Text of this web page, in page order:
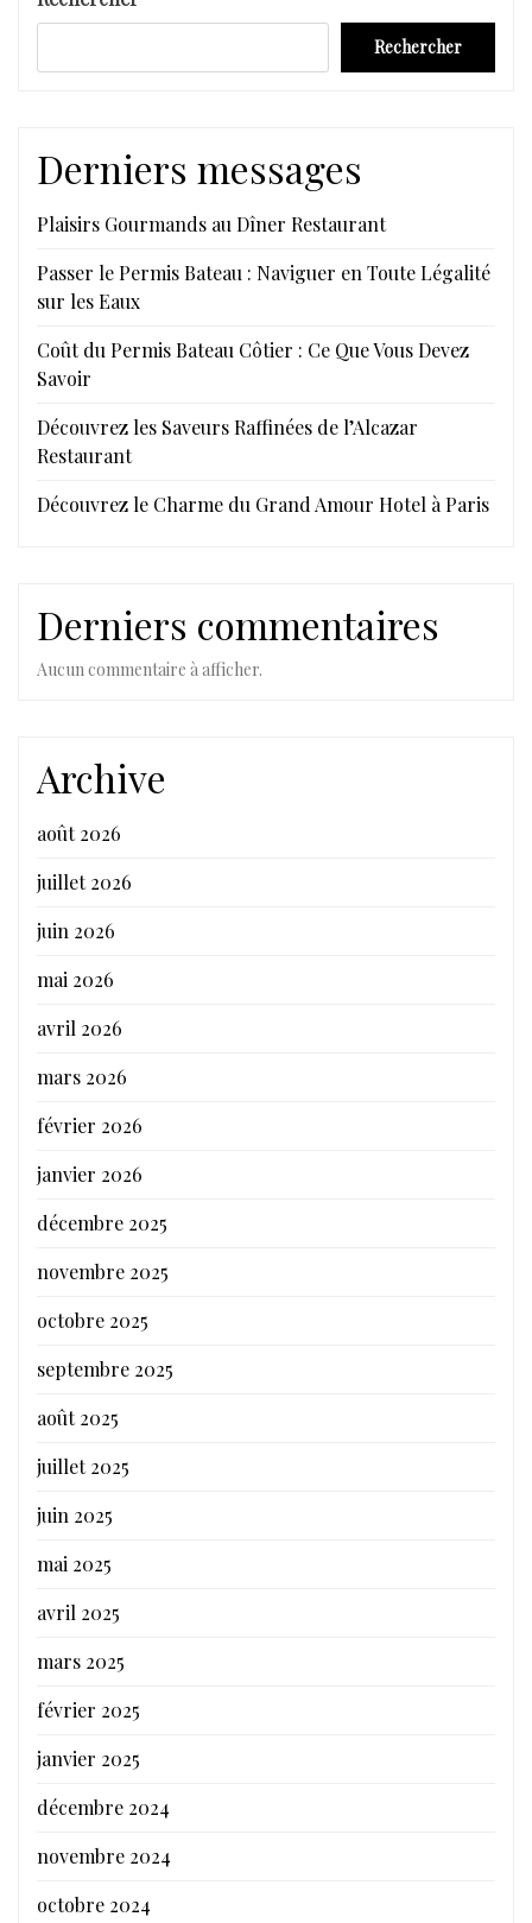
Rechercher
Derniers messages
Plaisirs Gourmands au Dîner Restaurant
Passer le Permis Bateau : Naviguer en Toute Légalité
sur les Eaux
Coût du Permis Bateau Côtier : Ce Que Vous Devez
Savoir
Découvrez les Saveurs Raffinées de l’Alcazar
Restaurant
Découvrez le Charme du Grand Amour Hotel à Paris
Derniers commentaires
Aucun commentaire à afficher.
Archive
août 2026
juillet 2026
juin 2026
mai 2026
avril 2026
mars 2026
février 2026
janvier 2026
décembre 2025
novembre 2025
octobre 2025
septembre 2025
août 2025
juillet 2025
juin 2025
mai 2025
avril 2025
mars 2025
février 2025
janvier 2025
décembre 2024
novembre 2024
octobre 2024